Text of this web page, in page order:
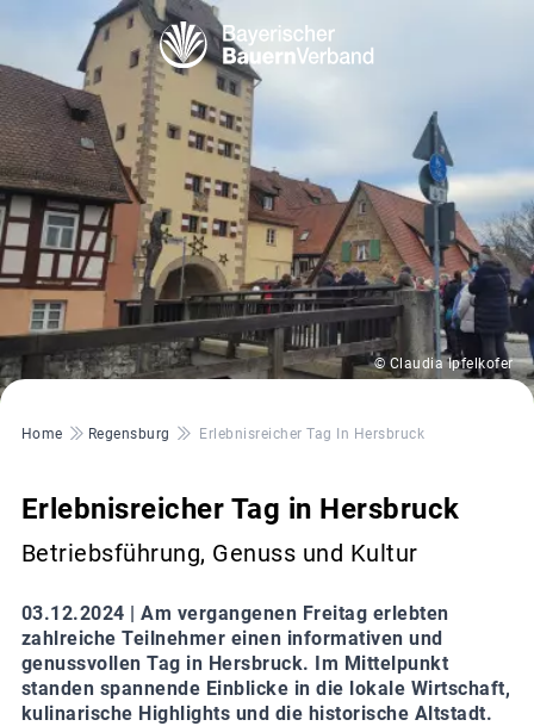
© Claudia Ipfelkofer
Pfadnavigation
Home Regensburg Erlebnisreicher Tag In Hersbruck
Erlebnisreicher Tag in Hersbruck
Betriebsführung, Genuss und Kultur
03.12.2024 | Am vergangenen Freitag erlebten
zahlreiche Teilnehmer einen informativen und
genussvollen Tag in Hersbruck. Im Mittelpunkt
standen spannende Einblicke in die lokale Wirtschaft,
kulinarische Highlights und die historische Altstadt.